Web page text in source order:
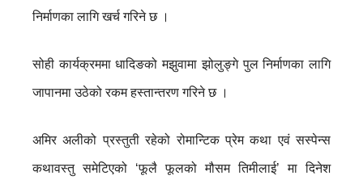
निर्माणका लागि खर्च गरिने छ ।
सोही कार्यक्रममा धादिङको मझुवामा झोलुङ्गे पुल निर्माणका लागि
जापानमा उठेको रकम हस्तान्तरण गरिने छ ।
अमिर अलीको प्रस्तुती रहेको रोमान्टिक प्रेम कथा एवं सस्पेन्स
कथावस्तु समेटिएको ‘फूलै फूलको मौसम तिमीलाई’ मा दिनेश